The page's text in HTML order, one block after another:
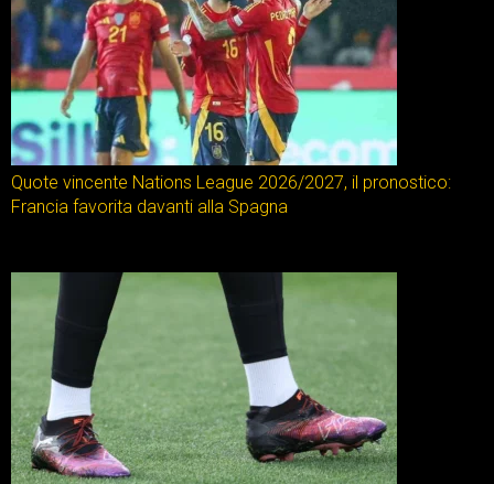
Quote vincente Nations League 2026/2027, il pronostico:
Francia favorita davanti alla Spagna